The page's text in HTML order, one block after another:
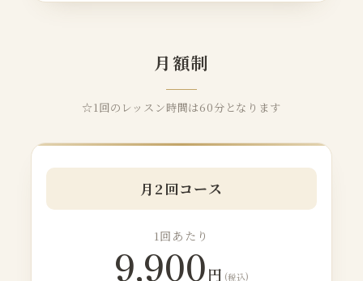
月額制
☆1回のレッスン時間は60分となります
月2回コース
1回あたり
9,900円 (税込)